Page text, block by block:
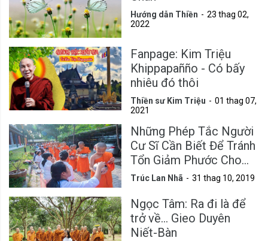
Hướng dẫn Thiền
23 thag 02,
2022
Fanpage: Kim Triệu
Khippapañño - Có bấy
nhiêu đó thôi
Thiền sư Kim Triệu
01 thag 07,
2021
Những Phép Tắc Người
Cư Sĩ Cần Biết Để Tránh
Tổn Giảm Phước Cho
Mình
Trúc Lan Nhã 31 thag 10, 2019
Ngọc Tâm: Ra đi là để
trở về... Gieo Duyên
Niết-Bàn